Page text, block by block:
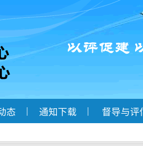
态 | 通知下载 | 督导与评